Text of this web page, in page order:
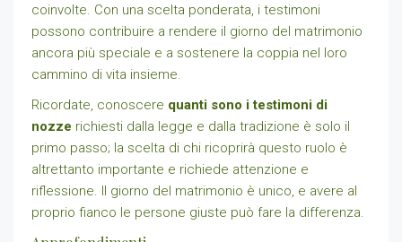
coinvolte. Con una scelta ponderata, i testimoni
possono contribuire a rendere il giorno del matrimonio
ancora più speciale e a sostenere la coppia nel loro
cammino di vita insieme.
Ricordate, conoscere quanti sono i testimoni di
nozze richiesti dalla legge e dalla tradizione è solo il
primo passo; la scelta di chi ricoprirà questo ruolo è
altrettanto importante e richiede attenzione e
riflessione. Il giorno del matrimonio è unico, e avere al
proprio fianco le persone giuste può fare la differenza.